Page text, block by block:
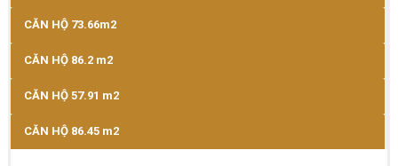
CĂN HỘ 73.66m2
CĂN HỘ 86.2 m2
CĂN HỘ 57.91 m2
CĂN HỘ 86.45 m2